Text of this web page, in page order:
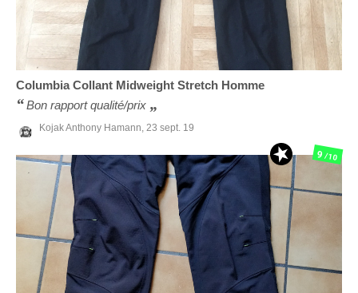
Columbia Collant Midweight Stretch Homme
Bon rapport qualité/prix
Kojak Anthony Hamann, 23 sept. 19
9/10